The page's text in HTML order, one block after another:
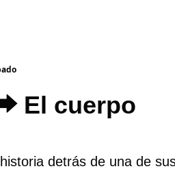
El cuerpo
detrás de una de